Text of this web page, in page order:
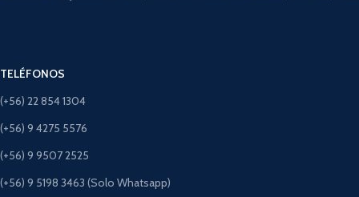
TELÉFONOS
(+56) 22 854 1304
(+56) 9 4275 5576
(+56) 9 9507 2525
(+56) 9 5198 3463 (Solo Whatsapp)